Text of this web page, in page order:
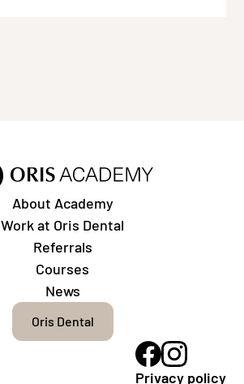
About Academy
Work at Oris Dental
Referrals
Courses
News
Oris Dental
Privacy policy